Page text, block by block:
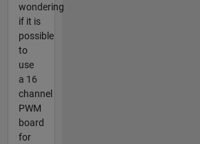
wondering
if it is
possible
to
use
a 16
channel
PWM
board
for